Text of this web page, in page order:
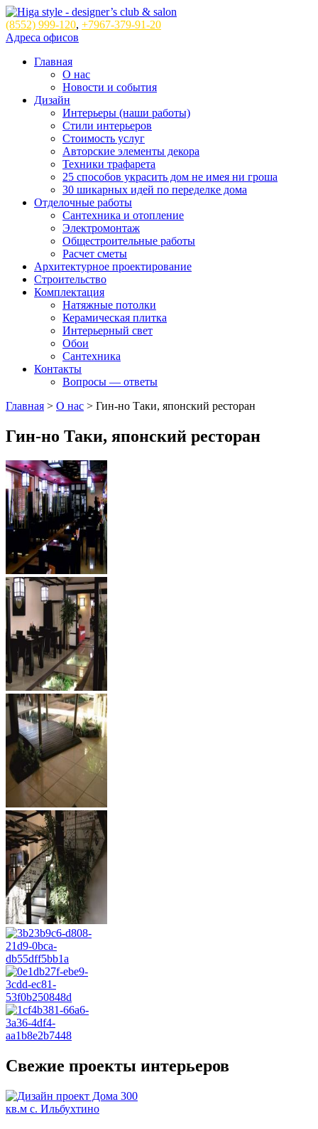
(8552) 999-120, +7967-379-91-20
Адреса офисов
Главная
О нас
Новости и события
Дизайн
Интерьеры (наши работы)
Стили интерьеров
Стоимость услуг
Авторские элементы декора
Техники трафарета
25 способов украсить дом не имея ни гроша
30 шикарных идей по переделке дома
Отделочные работы
Сантехника и отопление
Электромонтаж
Общестроительные работы
Расчет сметы
Архитектурное проектирование
Строительство
Комплектация
Натяжные потолки
Керамическая плитка
Интерьерный свет
Обои
Сантехника
Контакты
Вопросы — ответы
Главная > О нас > Гин-но Таки, японский ресторан
Гин-но Таки, японский ресторан
Свежие проекты интерьеров